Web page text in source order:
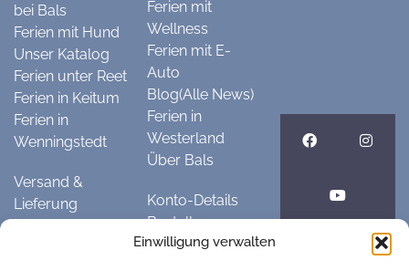
Einwilligung verwalten
bei Bals
Ferien mit Hund
Unser Katalog
Ferien unter Reet
Ferien in Keitum
Ferien in
Wenningstedt
Versand &
Lieferung
Ferien mit
Wellness
Ferien mit E-
Auto
Blog(Alle News)
Ferien in
Westerland
Über Bals
Konto-Details
Bestellungen
Passwort